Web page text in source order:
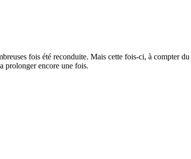
fois été reconduite. Mais cette fois-ci, à compter du
prolonger encore une fois.